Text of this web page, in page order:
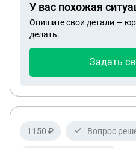
энерго сбыт позвонил
говорить что у меня
конф данные, и спросил
разглашать конф
У вас похожая
Опишите свои детали —
делать.
Задать
1150 ₽ Вопрос